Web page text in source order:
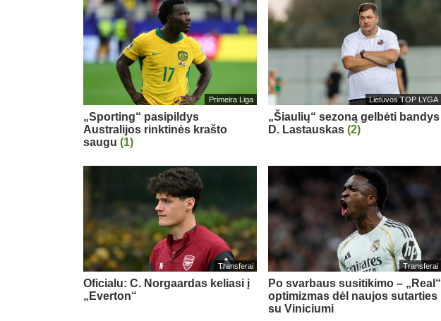
Primeira Liga
„Sporting“ pasipildys
Australijos rinktinės krašto
saugu (1)
Lietuvos TOP LYGA
„Šiaulių“ sezoną gelbėti bandys
D. Lastauskas(2)
Transferai
Oficialu: C. Norgaardas keliasi į
„Everton“
Transferai
Po svarbaus susitikimo – „Real“
optimizmas dėl naujos sutarties
su Viniciumi